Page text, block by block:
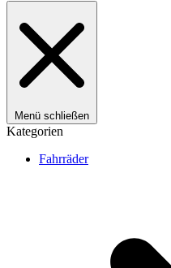
Menü schließen
Kategorien
Fahrräder